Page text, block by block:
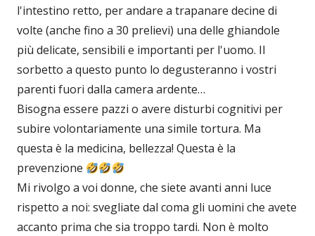
l'intestino retto, per andare a trapanare decine di
volte (anche fino a 30 prelievi) una delle ghiandole
più delicate, sensibili e importanti per l'uomo. Il
sorbetto a questo punto lo degusteranno i vostri
parenti fuori dalla camera ardente…
Bisogna essere pazzi o avere disturbi cognitivi per
subire volontariamente una simile tortura. Ma
questa è la medicina, bellezza! Questa è la
prevenzione
Mi rivolgo a voi donne, che siete avanti anni luce
rispetto a noi: svegliate dal coma gli uomini che avete
accanto prima che sia troppo tardi. Non è molto